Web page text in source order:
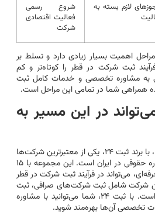
لازم بسته به
شروع رسمی
فعالیت اقتصادی
شرکت
اهمیت بسیار زیادی دارد و تسلط بر
ثبت شرکت در قطر را کوتاه‌تر و کم
به مشاوره تخصصی و خدمات کامل ثبت
ثبت 24 می‌تواند در این مسیر به
هلدینگ ثبتی و حقوقی آفریقا، با برند ثبت ۲۴، یکی از معتبرترین شرکت‌ها
در زمینه ثبت شرکت و مشاوره حقوقی در ایران است. این مجموعه با ۱۵
می‌تواند در فرآیند ثبت شرکت در قطر
شرکت شامل ثبت شرکت‌های صرافی، ثبت
برند، و پیگیری امور حقوقی است. با ثبت ۲۴، شما می‌توانید با مشاوره
تخصصی آن‌ها بهره‌مند شوید.